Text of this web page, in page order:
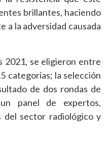
brillantes, haciendo
a la adversidad causada
2021, se eligieron entre
categorías; la selección
de dos rondas de
panel de expertos,
del sector radiológico y